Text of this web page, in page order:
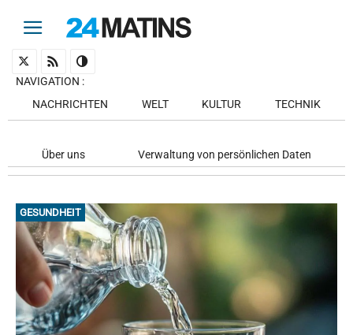
NAVIGATION :
NACHRICHTEN
WELT KULTUR TECHNIK
Über uns Verwaltung von persönlichen Daten
GESUNDHEIT